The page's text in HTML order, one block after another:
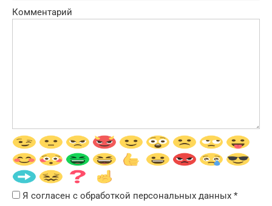
Комментарий
Я согласен с обработкой персональных данных *